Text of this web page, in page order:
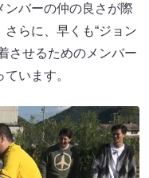
ンバーの仲の良さが際
らに、早くも“ジョン
させるためのメンバー
います。